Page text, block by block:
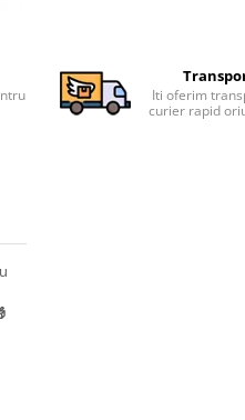
Iti oferim
curier rapid